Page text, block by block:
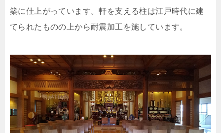
築に仕上がっています。軒を支える柱は江戸時代に建
てられたものの上から耐震加工を施しています。